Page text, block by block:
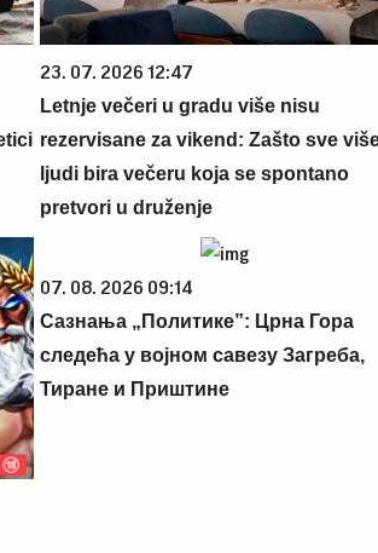
23. 07. 2026 12:47
Letnje večeri u gradu više nisu
rezervisane za vikend: Zašto sve
ljudi bira večeru koja se spontano
pretvori u druženje
07. 08. 2026 09:14
Сазнања „Политике”: Црна Гора
следећа у војном савезу Загреба,
Тиране и Приштине